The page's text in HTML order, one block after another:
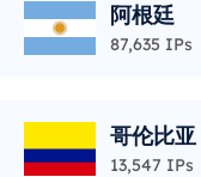
阿根廷
87,635 IPs
哥伦比亚
13,547 IPs